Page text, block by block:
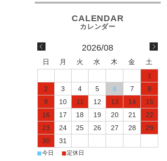
2026/08
日 月 火 水 木 金
土
1
2
3 4 5 6 7
8
9
10 11 12 13 14
15
16
17 18 19 20 21
22
23
24 25 26 27 28
29
30
31
■今日 ■ 定休日